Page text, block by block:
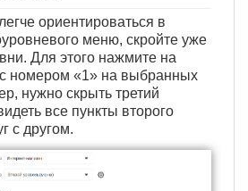
ориентироваться в
меню, скройте уже
Для этого нажмите на
номером «1» на выбранных
нужно скрыть третий
все пункты второго
с другом.